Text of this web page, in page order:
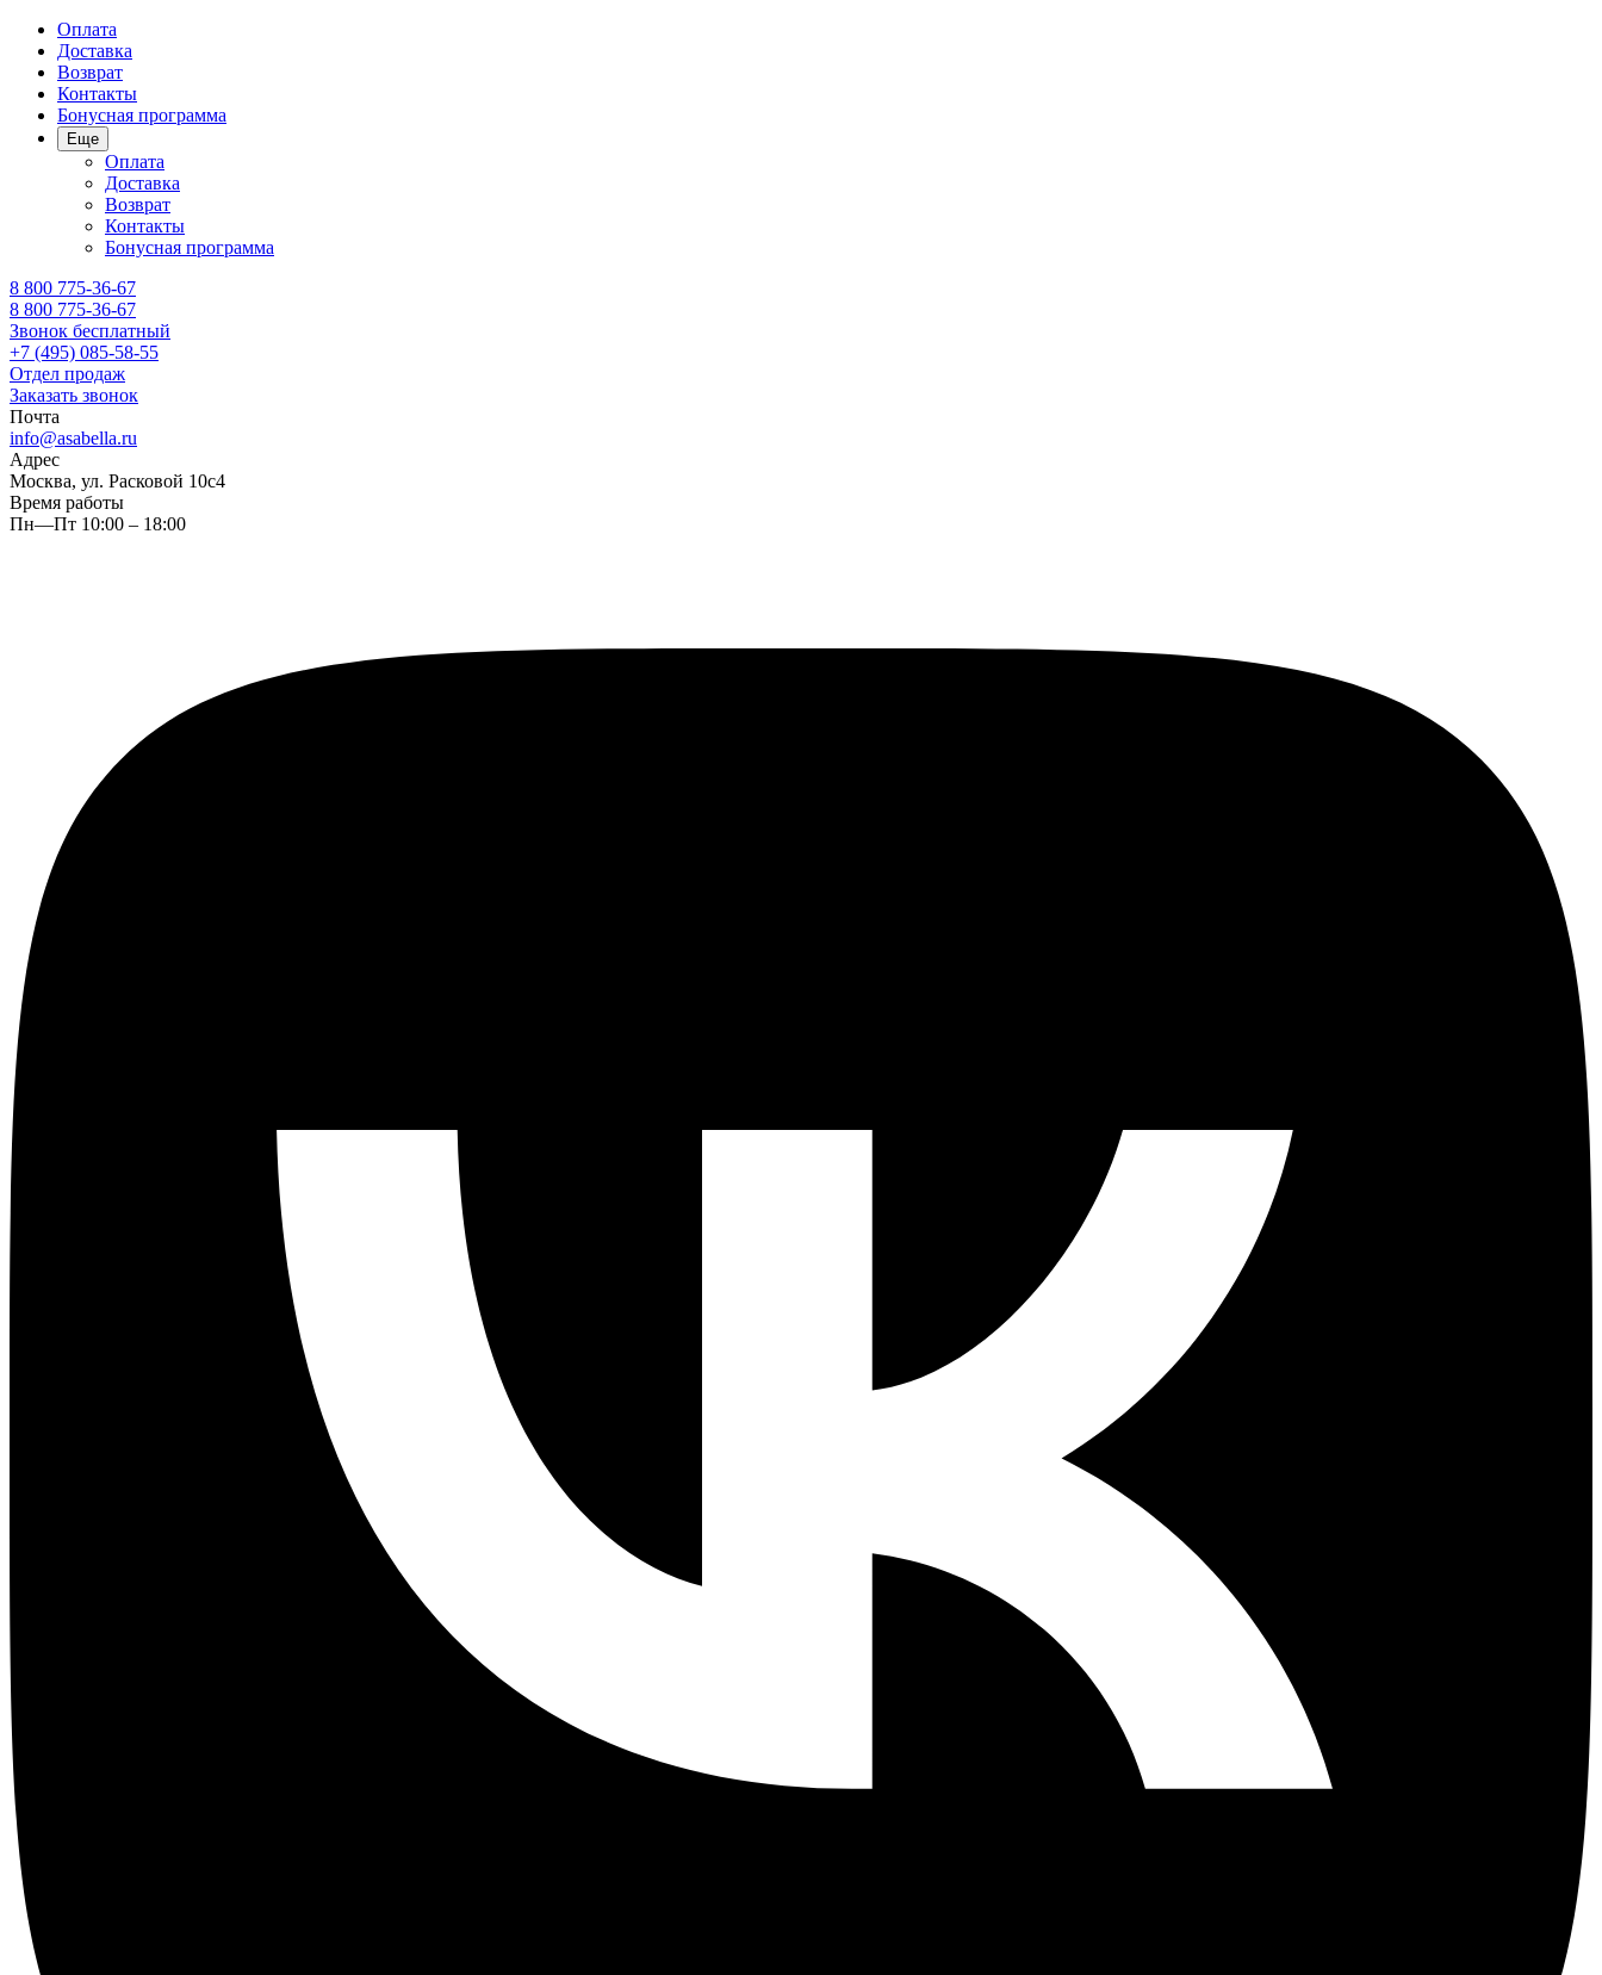
Оплата
Доставка
Возврат
Контакты
Бонусная программа
Еще
Оплата
Доставка
Возврат
Контакты
Бонусная программа
8 800 775-36-67
8 800 775-36-67
Звонок бесплатный
+7 (495) 085-58-55
Отдел продаж
Заказать звонок
Почта
info@asabella.ru
Адрес
Москва, ул. Расковой 10с4
Время работы
Пн—Пт 10:00 – 18:00